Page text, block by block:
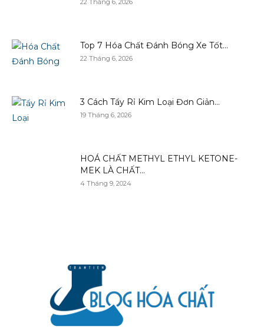
Top 7 Hóa Chất Đánh Bóng Xe Tốt...
22 Tháng 6, 2026
3 Cách Tẩy Rỉ Kim Loại Đơn Giản...
19 Tháng 6, 2026
HOÁ CHẤT METHYL ETHYL KETONE-
MEK LÀ CHẤT...
4 Tháng 9, 2024